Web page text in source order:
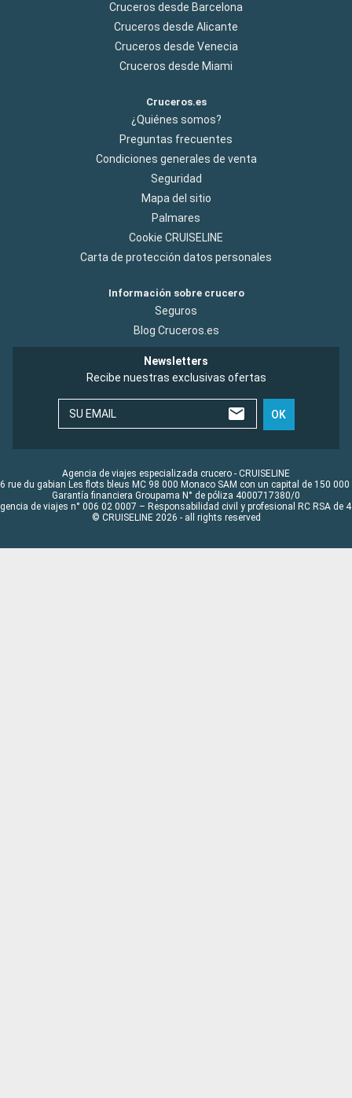
Cruceros desde Barcelona
Cruceros desde Alicante
Cruceros desde Venecia
Cruceros desde Miami
Cruceros.es
¿Quiénes somos?
Preguntas frecuentes
Condiciones generales de venta
Seguridad
Mapa del sitio
Palmares
Cookie CRUISELINE
Carta de protección datos personales
Información sobre crucero
Seguros
Blog Cruceros.es
Newsletters
Recibe nuestras exclusivas ofertas
SU EMAIL OK
Agencia de viajes especializada crucero - CRUISELINE
rue du gabian Les flots bleus MC 98 000 Monaco SAM con un capital de 150 000
Garantía financiera Groupama N° de póliza 4000717380/0
de viajes n° 006 02 0007 – Responsabilidad civil y profesional RC RSA de
© CRUISELINE 2026 - all rights reserved